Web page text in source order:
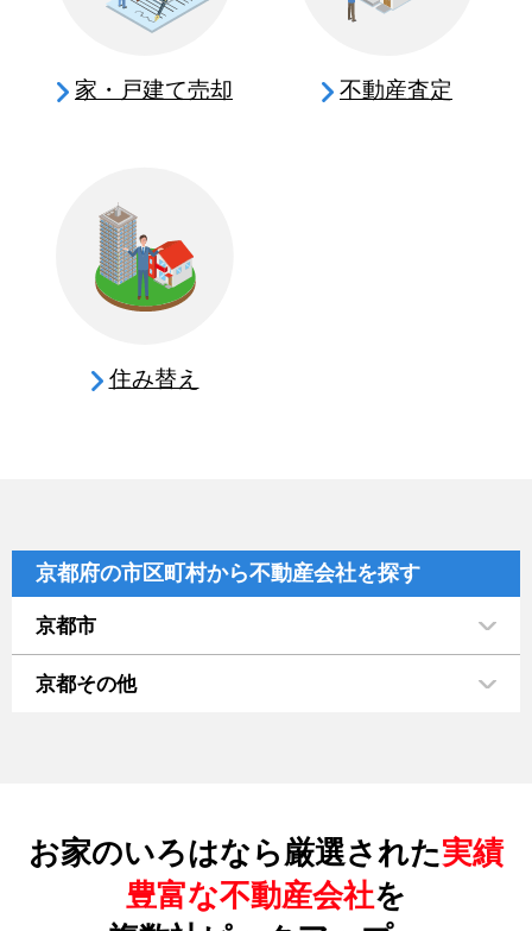
家・戸建て売却 不動産査定
住み替え
京都府の市区町村から不動産会社を探す
京都市
京都その他
お家のいろはなら厳選された実績
豊富な不動産会社を